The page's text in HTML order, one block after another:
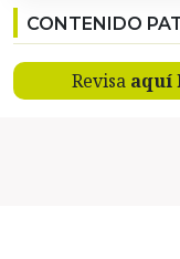
CONTENIDO
Revisa aquí